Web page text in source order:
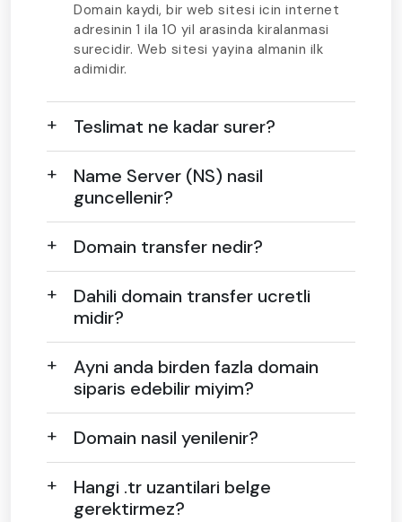
Domain kaydi, bir web sitesi icin internet
adresinin 1 ila 10 yil arasinda kiralanmasi
surecidir. Web sitesi yayina almanin ilk
adimidir.
Teslimat ne kadar surer?
Name Server (NS) nasil
guncellenir?
Domain transfer nedir?
Dahili domain transfer ucretli
midir?
Ayni anda birden fazla domain
siparis edebilir miyim?
Domain nasil yenilenir?
Hangi .tr uzantilari belge
gerektirmez?